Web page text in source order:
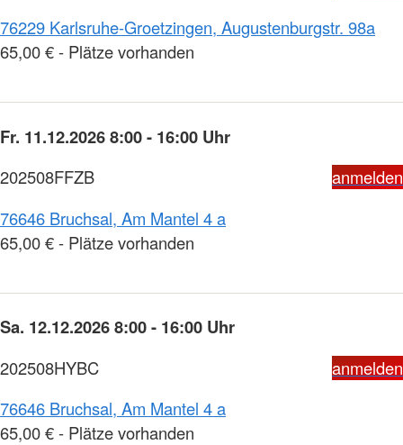
76229 Karlsruhe-Groetzingen, Augustenburgstr. 98a
65,00 € - Plätze vorhanden
Fr. 11.12.2026 8:00 - 16:00 Uhr
202508FFZB
anmelden
76646 Bruchsal, Am Mantel 4 a
65,00 € - Plätze vorhanden
Sa. 12.12.2026 8:00 - 16:00 Uhr
202508HYBC
anmelden
76646 Bruchsal, Am Mantel 4 a
65,00 € - Plätze vorhanden